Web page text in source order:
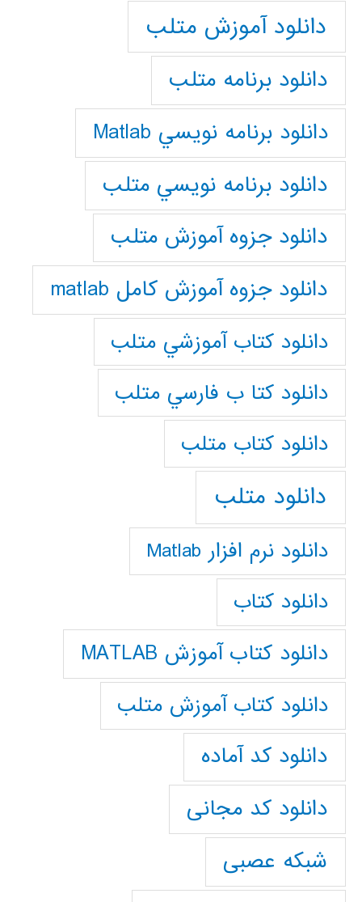
دانلود آموزش متلب
دانلود برنامه متلب
دانلود برنامه نويسي Matlab
دانلود برنامه نويسي متلب
دانلود جزوه آموزش متلب
دانلود جزوه آموزش کامل matlab
دانلود كتاب آموزشي متلب
دانلود كتا ب فارسي متلب
دانلود كتاب متلب
دانلود متلب
دانلود نرم افزار Matlab
دانلود کتاب
دانلود کتاب آموزش MATLAB
دانلود کتاب آموزش متلب
دانلود کد آماده
دانلود کد مجانی
شبکه عصبی